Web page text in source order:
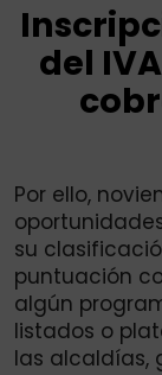
del
Por ello,
su
puntuación
algún
listados o
las alcaldías,